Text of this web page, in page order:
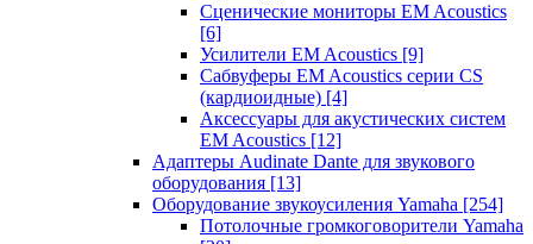
Сценические мониторы EM Acoustics
[6]
Усилители EM Acoustics [9]
Сабвуферы EM Acoustics серии CS
(кардиоидные) [4]
Аксессуары для акустических систем
EM Acoustics [12]
Адаптеры Audinate Dante для звукового
оборудования [13]
Оборудование звукоусиления Yamaha [254]
Потолочные громкоговорители Yamaha